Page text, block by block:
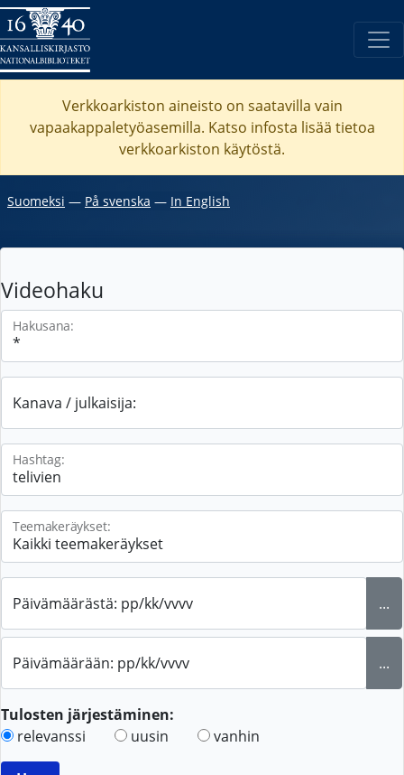
Verkkoarkiston aineisto on saatavilla vain
vapaakappaletyöasemilla. Katso infosta lisää tietoa
verkkoarkiston käytöstä.
Suomeksi ― På svenska ― In English
Videohaku
Hakusana:
Kanava / julkaisija:
Hashtag:
Teemakeräykset:
Päivämäärästä: pp/kk/vvvv ...
Päivämäärään: pp/kk/vvvv ...
Tulosten järjestäminen:
relevanssi
uusin vanhin